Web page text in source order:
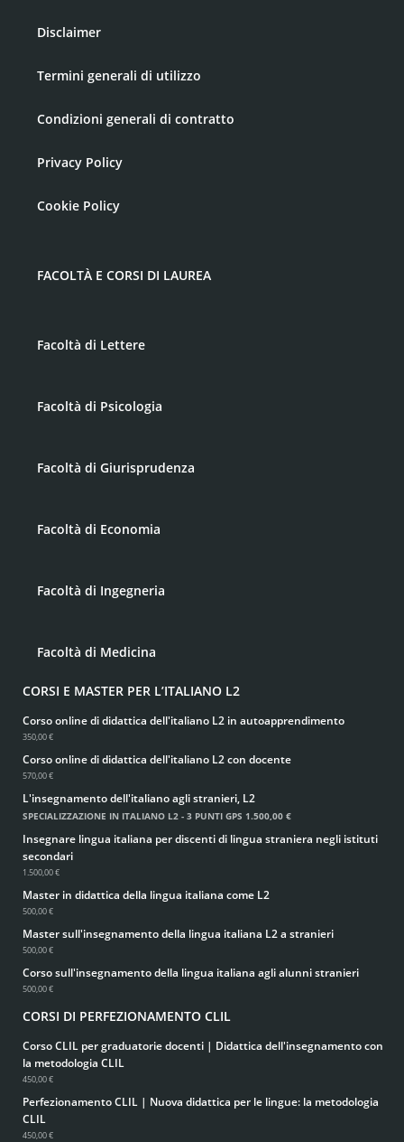
Disclaimer
Termini generali di utilizzo
Condizioni generali di contratto
Privacy Policy
Cookie Policy
FACOLTÀ E CORSI DI LAUREA
Facoltà di Lettere
Facoltà di Psicologia
Facoltà di Giurisprudenza
Facoltà di Economia
Facoltà di Ingegneria
Facoltà di Medicina
CORSI E MASTER PER L’ITALIANO L2
Corso online di didattica dell'italiano L2 in autoapprendimento
350,00 €
Corso online di didattica dell'italiano L2 con docente
570,00 €
L'insegnamento dell'italiano agli stranieri, L2
SPECIALIZZAZIONE IN ITALIANO L2 - 3 PUNTI GPS 1.500,00 €
Insegnare lingua italiana per discenti di lingua straniera negli istituti
secondari
1.500,00 €
Master in didattica della lingua italiana come L2
500,00 €
Master sull'insegnamento della lingua italiana L2 a stranieri
500,00 €
Corso sull'insegnamento della lingua italiana agli alunni stranieri
500,00 €
CORSI DI PERFEZIONAMENTO CLIL
Corso CLIL per graduatorie docenti | Didattica dell'insegnamento con
la metodologia CLIL
450,00 €
Perfezionamento CLIL | Nuova didattica per le lingue: la metodologia
CLIL
450,00 €